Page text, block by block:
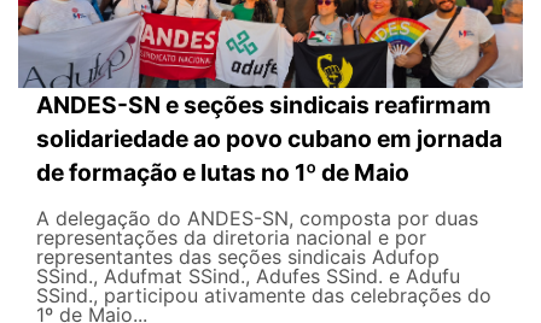
ANDES-SN e seções sindicais reafirmam
solidariedade ao povo cubano em jornada
de formação e lutas no 1º de Maio
A delegação do ANDES-SN, composta por duas
representações da diretoria nacional e por
representantes das seções sindicais Adufop
SSind., Adufmat SSind., Adufes SSind. e Adufu
SSind., participou ativamente das celebrações do
1º de Maio...